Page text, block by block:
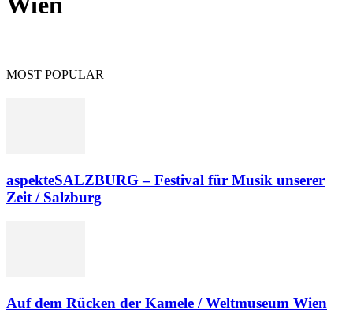
MOST POPULAR
aspekteSALZBURG – Festival für Musik unserer
Zeit / Salzburg
Auf dem Rücken der Kamele / Weltmuseum Wien